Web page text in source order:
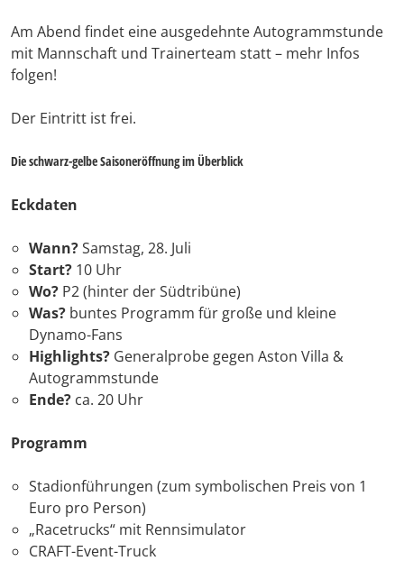
Am Abend findet eine ausgedehnte Autogrammstunde
mit Mannschaft und Trainerteam statt – mehr Infos
folgen!
Der Eintritt ist frei.
Die schwarz-gelbe Saisoneröffnung im Überblick
Eckdaten
Wann?Samstag, 28. Juli
Start? 10 Uhr
Wo? P2 (hinter der Südtribüne)
Was? buntes Programm für große und kleine
Dynamo-Fans
Highlights? Generalprobe gegen Aston Villa &
Autogrammstunde
Ende? ca. 20 Uhr
Programm
Stadionführungen (zum symbolischen Preis von 1
Euro pro Person)
„Racetrucks“ mit Rennsimulator
CRAFT-Event-Truck